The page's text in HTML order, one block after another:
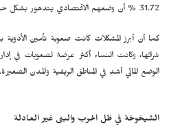
31.72 % أن وضعهم الاقتصادي يتدهور بشكل حاد).
كما أن أبرز المشكلات كانت صعوبة تأمين
شرائها، وكانت النساء أكثر عرضة لصعوبات في
الوضع المالي أشد في المناطق الريفية والمدن الصغيرة.
الشيخوخة في ظل الحرب والبنى غير العادلة